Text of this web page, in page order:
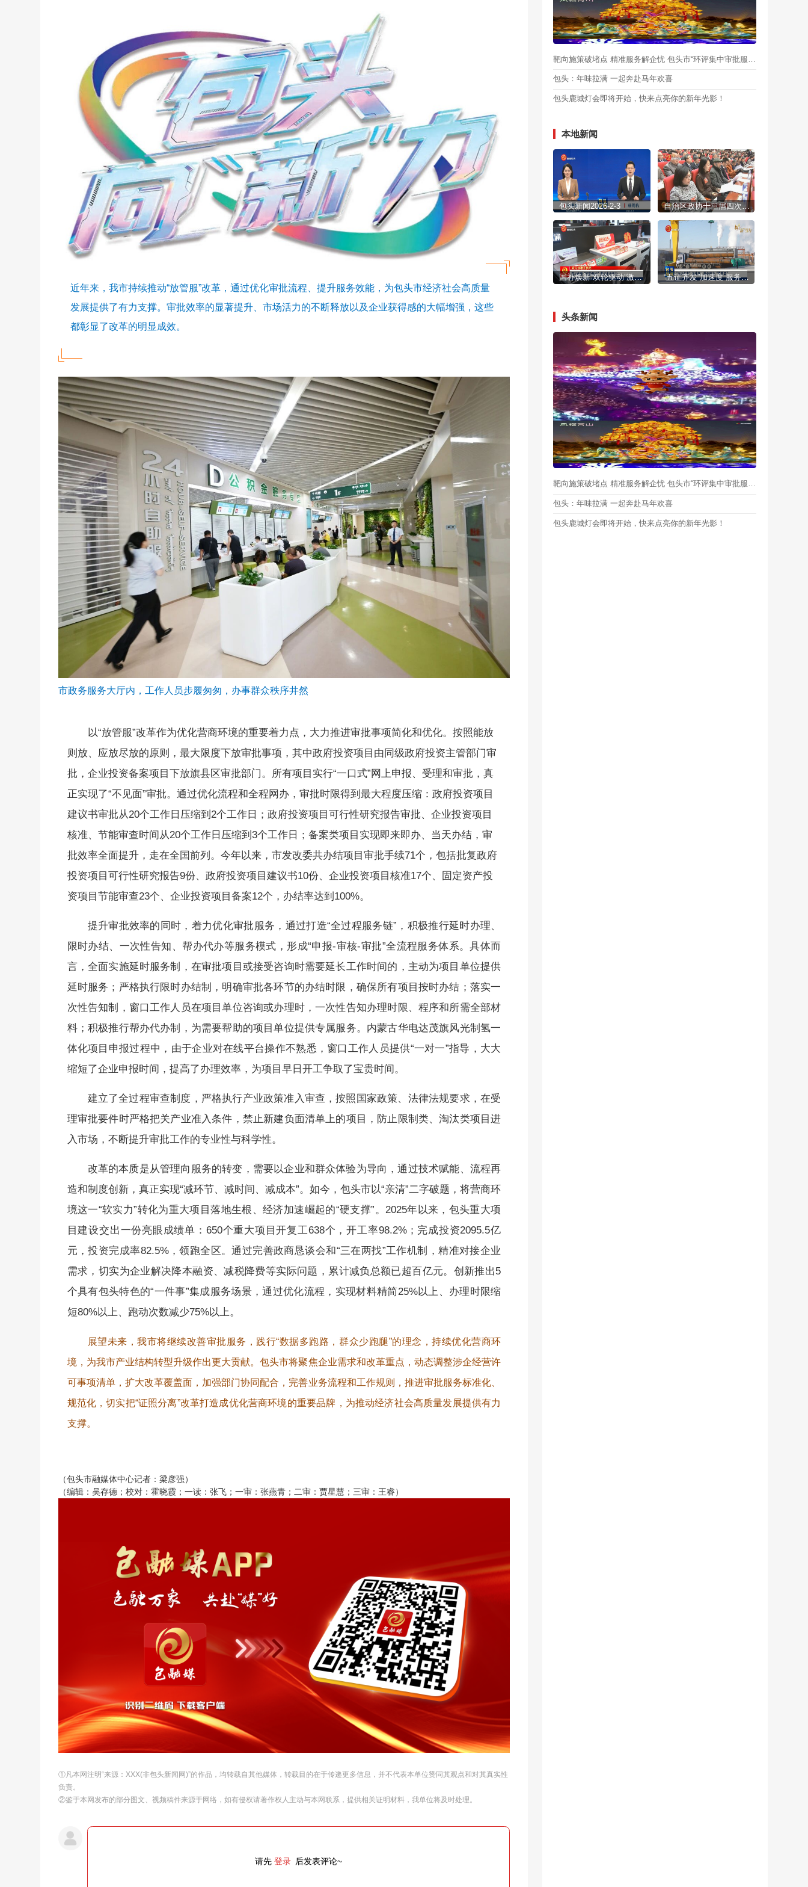
近年来，我市持续推动“放管服”改革，通过优化审批流程、提升服务效能，为包头市经济社会高质量
发展提供了有力支撑。审批效率的显著提升、市场活力的不断释放以及企业获得感的大幅增强，这些
都彰显了改革的明显成效。
市政务服务大厅内，工作人员步履匆匆，办事群众秩序井然
以“放管服”改革作为优化营商环境的重要着力点，大力推进审批事项简化和优化。按照能放
则放、应放尽放的原则，最大限度下放审批事项，其中政府投资项目由同级政府投资主管部门审
批，企业投资备案项目下放旗县区审批部门。所有项目实行“一口式”网上申报、受理和审批，真
正实现了“不见面”审批。通过优化流程和全程网办，审批时限得到最大程度压缩：政府投资项目
建议书审批从20个工作日压缩到2个工作日；政府投资项目可行性研究报告审批、企业投资项目
核准、节能审查时间从20个工作日压缩到3个工作日；备案类项目实现即来即办、当天办结，审
批效率全面提升，走在全国前列。今年以来，市发改委共办结项目审批手续71个，包括批复政府
投资项目可行性研究报告9份、政府投资项目建议书10份、企业投资项目核准17个、固定资产投
资项目节能审查23个、企业投资项目备案12个，办结率达到100%。
提升审批效率的同时，着力优化审批服务，通过打造“全过程服务链”，积极推行延时办理、
限时办结、一次性告知、帮办代办等服务模式，形成“申报-审核-审批”全流程服务体系。具体而
言，全面实施延时服务制，在审批项目或接受咨询时需要延长工作时间的，主动为项目单位提供
延时服务；严格执行限时办结制，明确审批各环节的办结时限，确保所有项目按时办结；落实一
次性告知制，窗口工作人员在项目单位咨询或办理时，一次性告知办理时限、程序和所需全部材
料；积极推行帮办代办制，为需要帮助的项目单位提供专属服务。内蒙古华电达茂旗风光制氢一
体化项目申报过程中，由于企业对在线平台操作不熟悉，窗口工作人员提供“一对一”指导，大大
缩短了企业申报时间，提高了办理效率，为项目早日开工争取了宝贵时间。
建立了全过程审查制度，严格执行产业政策准入审查，按照国家政策、法律法规要求，在受
理审批要件时严格把关产业准入条件，禁止新建负面清单上的项目，防止限制类、淘汰类项目进
入市场，不断提升审批工作的专业性与科学性。
改革的本质是从管理向服务的转变，需要以企业和群众体验为导向，通过技术赋能、流程再
造和制度创新，真正实现“减环节、减时间、减成本”。如今，包头市以“亲清”二字破题，将营商环
境这一“软实力”转化为重大项目落地生根、经济加速崛起的“硬支撑”。2025年以来，包头重大项
目建设交出一份亮眼成绩单：650个重大项目开复工638个，开工率98.2%；完成投资2095.5亿
元，投资完成率82.5%，领跑全区。通过完善政商恳谈会和“三在两找”工作机制，精准对接企业
需求，切实为企业解决降本融资、减税降费等实际问题，累计减负总额已超百亿元。创新推出5
个具有包头特色的“一件事”集成服务场景，通过优化流程，实现材料精简25%以上、办理时限缩
短80%以上、跑动次数减少75%以上。
展望未来，我市将继续改善审批服务，践行“数据多跑路，群众少跑腿”的理念，持续优化营商环
境，为我市产业结构转型升级作出更大贡献。包头市将聚焦企业需求和改革重点，动态调整涉企经营许
可事项清单，扩大改革覆盖面，加强部门协同配合，完善业务流程和工作规则，推进审批服务标准化、
规范化，切实把“证照分离”改革打造成优化营商环境的重要品牌，为推动经济社会高质量发展提供有力
支撑。
（包头市融媒体中心记者：梁彦强）
（编辑：吴存德；校对：霍晓霞；一读：张飞；一审：张燕青；二审：贾星慧；三审：王睿）
①凡本网注明“来源：XXX(非包头新闻网)”的作品，均转载自其他媒体，转载目的在于传递更多信息，并不代表本单位赞同其观点和对其真实性
负责。
②鉴于本网发布的部分图文、视频稿件来源于网络，如有侵权请著作权人主动与本网联系，提供相关证明材料，我单位将及时处理。
请先 登录 后发表评论~
包头：年味拉满 一起奔赴马年欢喜
包头鹿城灯会即将开始，快来点亮你的新年光影！
本地新闻
包头新闻2026-2-3 自治区政协十三届四次会议开幕
国补焕新“双轮驱动”激活市场活力 “五证齐发”加速度 服务民企“零距离”
头条新闻
靶向施策破堵点 精准服务解企忧 包头市“环评集中审批服务月”启动
包头：年味拉满 一起奔赴马年欢喜
包头鹿城灯会即将开始，快来点亮你的新年光影！